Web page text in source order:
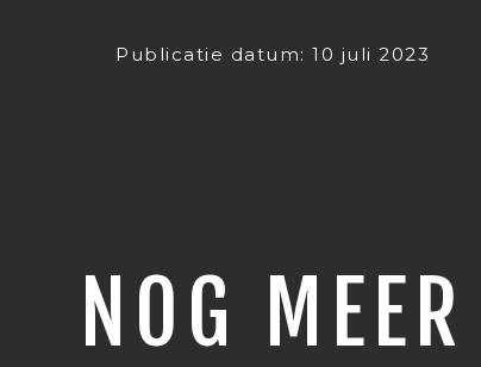
Publicatie datum: 10 juli 2023
NOG MEER